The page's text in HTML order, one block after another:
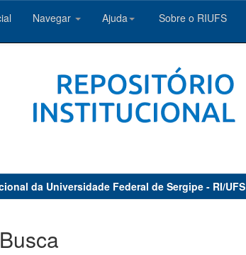
Navegar Ajuda Sobre o RIUFS
da Universidade Federal de Sergipe - RI/UFS